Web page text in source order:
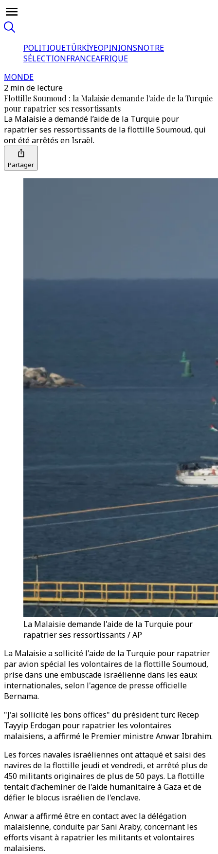
POLITIQUETÜRKİYEOPINIONSNOTRE
SÉLECTIONFRANCEAFRIQUE
MONDE
2 min de lecture
Flottille Soumoud : la Malaisie demande l'aide de la Turquie
pour rapatrier ses ressortissants
La Malaisie a demandé l’aide de la Turquie pour
rapatrier ses ressortissants de la flottille Soumoud, qui
ont été arrêtés en Israël.
Partager
La Malaisie demande l'aide de la Turquie pour
rapatrier ses ressortissants / AP
La Malaisie a sollicité l'aide de la Turquie pour rapatrier
par avion spécial les volontaires de la flottille Soumoud,
prise dans une embuscade israélienne dans les eaux
internationales, selon l'agence de presse officielle
Bernama.
"J'ai sollicité les bons offices" du président turc Recep
Tayyip Erdogan pour rapatrier les volontaires
malaisiens, a affirmé le Premier ministre Anwar Ibrahim.
Les forces navales israéliennes ont attaqué et saisi des
navires de la flottille jeudi et vendredi, et arrêté plus de
450 militants originaires de plus de 50 pays. La flottille
tentait d'acheminer de l'aide humanitaire à Gaza et de
défier le blocus israélien de l'enclave.
Anwar a affirmé être en contact avec la délégation
malaisienne, conduite par Sani Araby, concernant les
efforts visant à rapatrier les militants et volontaires
malaisiens.